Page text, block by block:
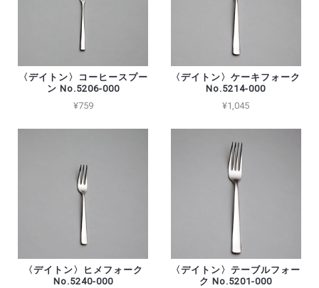
〈デイトン〉コーヒースプー
ン No.5206-000
¥759
〈デイトン〉ケーキフォーク
No.5214-000
¥1,045
〈デイトン〉ヒメフォーク
No.5240-000
〈デイトン〉テーブルフォー
ク No.5201-000